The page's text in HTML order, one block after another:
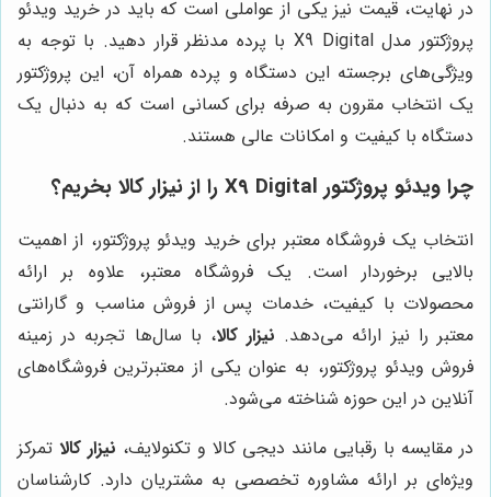
در نهایت، قیمت نیز یکی از عواملی است که باید در خرید ویدئو
پروژکتور مدل X9 Digital با پرده مدنظر قرار دهید. با توجه به
ویژگی‌های برجسته این دستگاه و پرده همراه آن، این پروژکتور
یک انتخاب مقرون به صرفه برای کسانی است که به دنبال یک
دستگاه با کیفیت و امکانات عالی هستند.
چرا ویدئو پروژکتور X9 Digital را از نیزار کالا بخریم؟
انتخاب یک فروشگاه معتبر برای خرید ویدئو پروژکتور، از اهمیت
بالایی برخوردار است. یک فروشگاه معتبر، علاوه بر ارائه
محصولات با کیفیت، خدمات پس از فروش مناسب و گارانتی
معتبر را نیز ارائه می‌دهد. نیزار کالا، با سال‌ها تجربه در زمینه
فروش ویدئو پروژکتور، به عنوان یکی از معتبرترین فروشگاه‌های
آنلاین در این حوزه شناخته می‌شود.
در مقایسه با رقبایی مانند دیجی کالا و تکنولایف، نیزار کالا تمرکز
ویژه‌ای بر ارائه مشاوره تخصصی به مشتریان دارد. کارشناسان